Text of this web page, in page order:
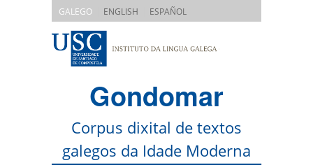
GALEGO ENGLISH ESPAÑOL
Gondomar
Corpus dixital de textos
galegos da Idade Moderna